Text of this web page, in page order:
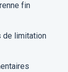
fin
de limitation